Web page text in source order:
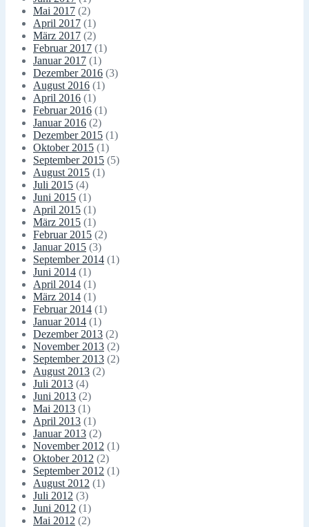
Mai 2017 (2)
April 2017 (1)
März 2017 (2)
Februar 2017 (1)
Januar 2017 (1)
Dezember 2016 (3)
August 2016 (1)
April 2016 (1)
Februar 2016 (1)
Januar 2016 (2)
Dezember 2015 (1)
Oktober 2015 (1)
September 2015 (5)
August 2015 (1)
Juli 2015 (4)
Juni 2015 (1)
April 2015 (1)
März 2015 (1)
Februar 2015 (2)
Januar 2015 (3)
September 2014 (1)
Juni 2014 (1)
April 2014 (1)
März 2014 (1)
Februar 2014 (1)
Januar 2014 (1)
Dezember 2013 (2)
November 2013 (2)
September 2013 (2)
August 2013 (2)
Juli 2013 (4)
Juni 2013 (2)
Mai 2013 (1)
April 2013 (1)
Januar 2013 (2)
November 2012 (1)
Oktober 2012 (2)
September 2012 (1)
August 2012 (1)
Juli 2012 (3)
Juni 2012 (1)
Mai 2012 (2)